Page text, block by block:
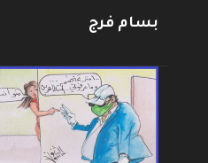
بسام فرج